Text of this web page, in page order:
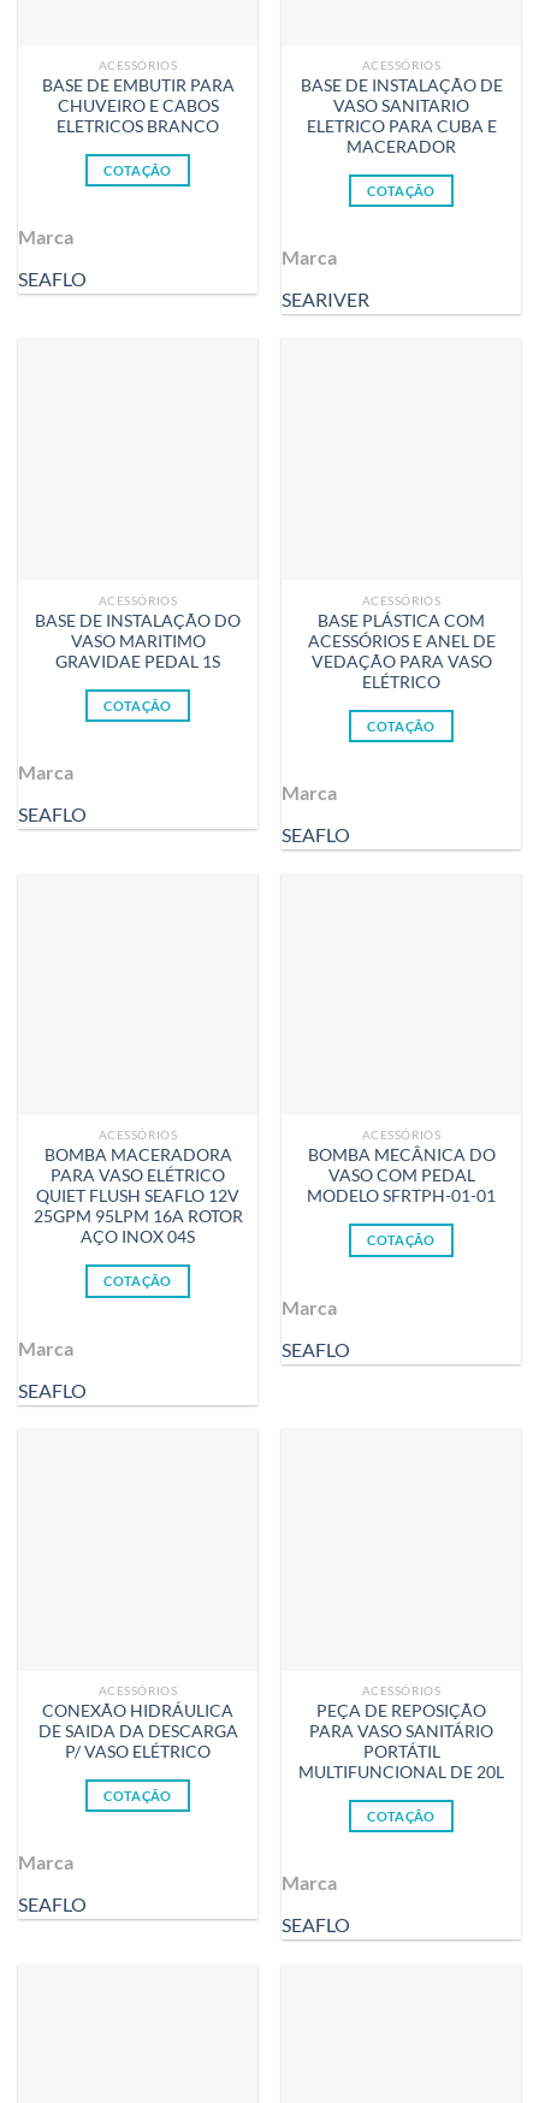
ACESSÓRIOS
BASE DE EMBUTIR PARA
CHUVEIRO E CABOS
ELETRICOS BRANCO
COTAÇÃO
Marca
SEAFLO
ACESSÓRIOS
BASE DE INSTALAÇÃO DE
VASO SANITARIO
ELETRICO PARA CUBA E
MACERADOR
COTAÇÃO
Marca
SEARIVER
ACESSÓRIOS
BASE DE INSTALAÇÃO DO
VASO MARITIMO
GRAVIDAE PEDAL 1S
COTAÇÃO
Marca
SEAFLO
ACESSÓRIOS
BASE PLÁSTICA COM
ACESSÓRIOS E ANEL DE
VEDAÇÃO PARA VASO
ELÉTRICO
COTAÇÃO
Marca
SEAFLO
ACESSÓRIOS
BOMBA MACERADORA
PARA VASO ELÉTRICO
QUIET FLUSH SEAFLO 12V
25GPM 95LPM 16A ROTOR
AÇO INOX 04S
COTAÇÃO
Marca
SEAFLO
ACESSÓRIOS
BOMBA MECÂNICA DO
VASO COM PEDAL
MODELO SFRTPH-01-01
COTAÇÃO
Marca
SEAFLO
ACESSÓRIOS
CONEXÃO HIDRÁULICA
DE SAIDA DA DESCARGA
P/ VASO ELÉTRICO
COTAÇÃO
Marca
SEAFLO
ACESSÓRIOS
PEÇA DE REPOSIÇÃO
PARA VASO SANITÁRIO
PORTÁTIL
MULTIFUNCIONAL DE 20L
COTAÇÃO
Marca
SEAFLO